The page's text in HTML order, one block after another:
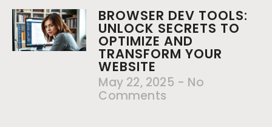
BROWSER DEV TOOLS:
UNLOCK SECRETS TO
OPTIMIZE AND
TRANSFORM YOUR
WEBSITE
May 22, 2025
No
Comments